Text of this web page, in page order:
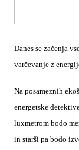
Danes se začenja
varčevanje z
Na posameznih
energetske
luxmetrom bodo
in starši pa bodo